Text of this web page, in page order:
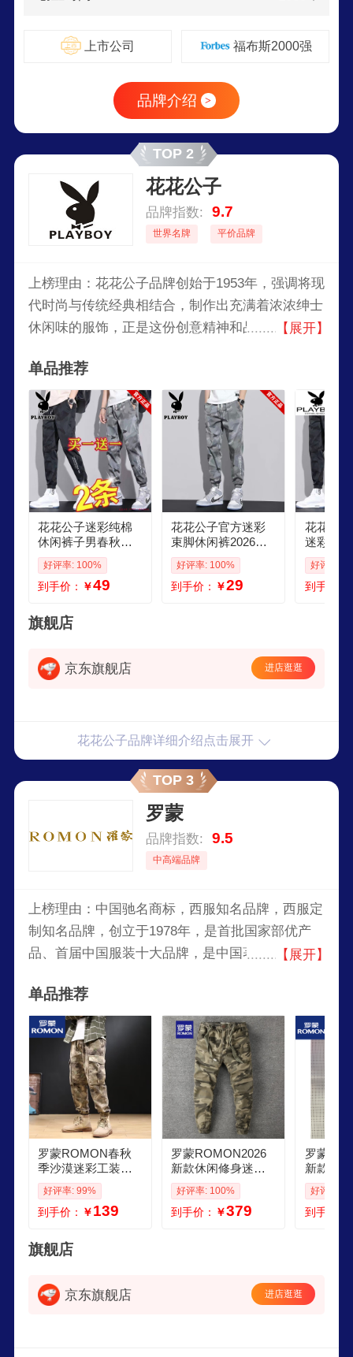
上市公司 福布斯2000强
品牌介绍 >
TOP 2
花花公子
品牌指数: 9.7
世界名牌 平价品牌
上榜理由：花花公子品牌创始于1953年，强调将现
代时尚与传统经典相结合，制作出充满着浓浓绅士
休闲味的服饰，正是这份创意精神和品质生活的独
明天。主要产品有内衣、休闲裤、牛仔裤、卫衣、
夹克。
【展开】
单品推荐
花花公子迷彩纯棉
休闲裤子男春秋新
款2026年系带束脚
长裤薄款弹力工装
裤男 迷彩束脚裤黑
好评率: 100%
到手价： ￥49
花花公子官方迷彩
束脚休闲裤2026春
秋新款运动弹力束
脚裤工装裤耐磨长
裤子 灰色 727迷彩
好评率: 100%
到手价： ￥29
花花公
迷彩冰
夏季薄
裤潮流
休闲长
好评率:
到手价：
旗舰店
京东旗舰店 进店逛逛
花花公子品牌详细介绍点击展开
TOP 3
罗蒙
品牌指数: 9.5
中高端品牌
上榜理由：中国驰名商标，西服知名品牌，西服定
制知名品牌，创立于1978年，是首批国家部优产
品、首届中国服装十大品牌，是中国著名的服装企
衫及系列服饰起家，现已发展成涉足服饰、乐园、
酒店、地产开发、国际贸易等多个领域的大型跨国
企业。
【展开】
单品推荐
罗蒙ROMON春秋
季沙漠迷彩工装裤
男军旅风束脚宽松
耐磨休闲运动战术
裤子 沙漠束脚迷彩
110斤
好评率: 99%
到手价： ￥139
罗蒙ROMON2026
新款休闲修身迷彩
束脚裤小脚裤男士
休闲百搭舒适长裤
男 沙迷彩加绒 175
好评率: 100%
到手价： ￥379
罗蒙
新款迷
宽松休
版潮流
装裤新
好评率:
到手价：
旗舰店
京东旗舰店 进店逛逛